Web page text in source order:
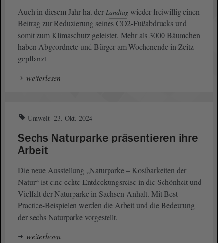
Auch in diesem Jahr hat der Landtag wieder freiwillig einen
Beitrag zur Reduzierung seines CO2-Fußabdrucks und
somit zum Klimaschutz geleistet. Mehr als 3000 Bäumchen
haben Abgeordnete und Bürger am Wochenende in Zeitz
gepflanzt.
weiterlesen
Umwelt 23. Okt. 2024
Sechs Naturparke präsentieren ihre
Arbeit
Die neue Ausstellung „Naturparke – Kostbarkeiten der
Natur“ ist eine echte Entdeckungsreise in die Schönheit und
Vielfalt der Naturparke in Sachsen-Anhalt. Mit Best-
Practice-Beispielen werden die Arbeit und die Bedeutung
der sechs Naturparke vorgestellt.
weiterlesen